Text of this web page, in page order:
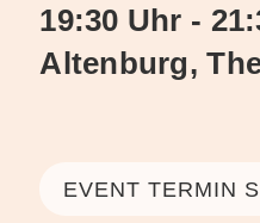
19:30 Uhr -
Altenburg,
EVENT TERMIN